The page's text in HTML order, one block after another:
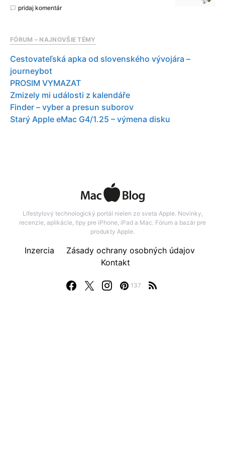
pridaj komentár
FÓRUM – NAJNOVŠIE TÉMY
Cestovateľská apka od slovenského vývojára –
journeybot
PROSIM VYMAZAT
Zmizely mi události z kalendáře
Finder – vyber a presun suborov
Starý Apple eMac G4/1.25 – výmena disku
Lifestylový technologický portál nielen zo sveta Apple. Novinky,
recenzie, aplikácie, tipy pre iPhone, iPad a Mac. Fórum a bazár pre
produkty Apple.
137
Inzercia
Zásady ochrany osobných údajov
Kontakt